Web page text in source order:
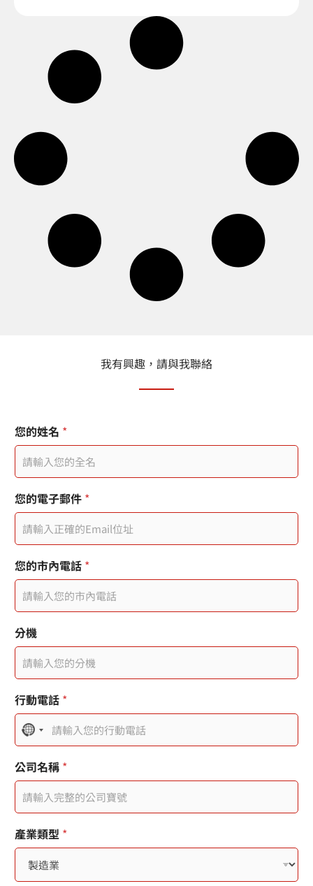
我有興趣，請與我聯絡
您的姓名 *
您的電子郵件 *
您的市內電話 *
分機
行動電話 *
N
c
o
n
t
公司名稱 *
產業類型 *